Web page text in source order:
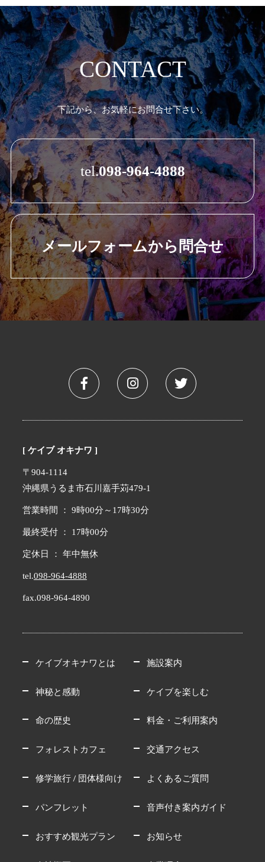
CONTACT
下記から、お気軽にお問合せ下さい。
tel.098-964-4888
メールフォームから問合せ
[ ケイブ オキナワ ]
〒904-1114
沖縄県うるま市石川嘉手苅479-1
営業時間 ： 9時00分～17時30分
最終受付 ： 17時00分
定休日 ： 年中無休
tel.098-964-4888
fax.098-964-4890
ケイブオキナワとは 施設案内
神秘と感動 ケイブを楽しむ
命の歴史 料金・ご利用案内
フォレストカフェ 交通アクセス
修学旅行 / 団体様向け よくあるご質問
パンフレット 音声付き案内ガイド
おすすめ観光プラン お知らせ